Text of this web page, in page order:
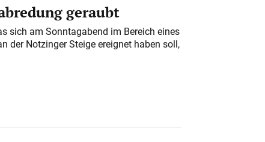
geraubt
sich am Sonntagabend im Bereich eines
der Notzinger Steige ereignet haben soll,